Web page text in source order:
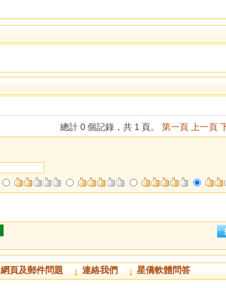
總計 0 個記錄，共 1 頁。 第一頁 上一頁
網頁及郵件問題 連絡我們 星僑軟體問答